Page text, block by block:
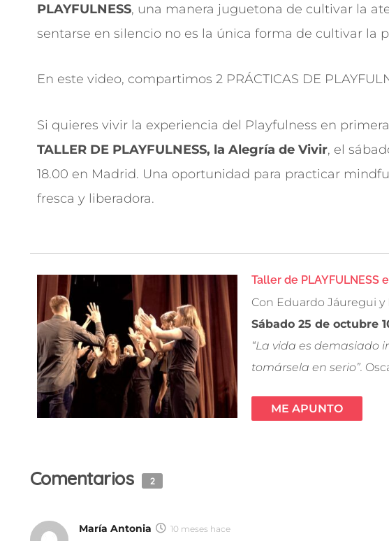
PLAYFULNESS, una manera juguetona de cultivar la
sentarse en silencio no es la única forma de cultivar la
En este video, compartimos 2 PRÁCTICAS DE
Si quieres vivir la experiencia del Playfulness en
TALLER DE PLAYFULNESS, la Alegría de Vivir, el
18.00 en Madrid. Una oportunidad para practicar
fresca y liberadora.
Taller de PLAYFULNESS
Con Eduardo Jáuregui y
Sábado 25 de octubre
“La vida es demasiado
tomársela en serio”.
ME APUNTO
Comentarios 2
María Antonia 10 meses hace